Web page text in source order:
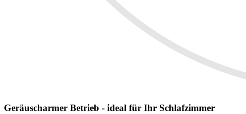
Geräuscharmer Betrieb - ideal für Ihr Schlafzimmer